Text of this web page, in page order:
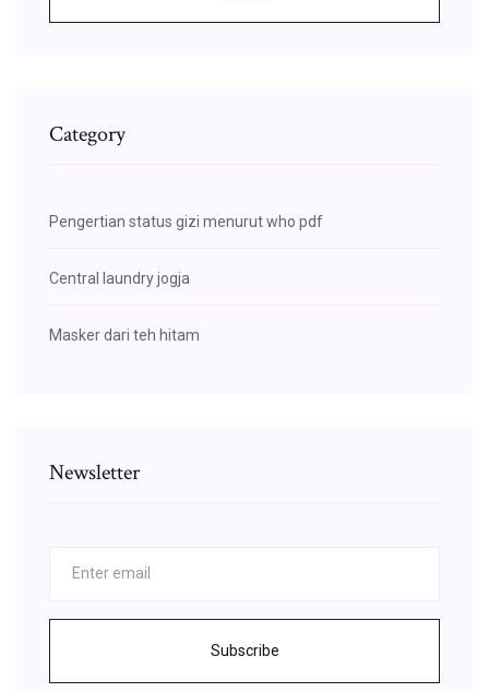
Category
Pengertian status gizi menurut who pdf
Central laundry jogja
Masker dari teh hitam
Newsletter
Subscribe